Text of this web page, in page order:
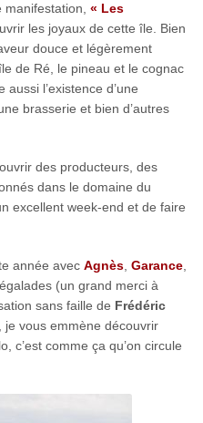
« Les
les joyaux de cette île. Bien
douce et légèrement
de Ré, le pineau et le cognac
l’existence d’une
brasserie et bien d’autres
des producteurs, des
dans le domaine du
excellent week-end et de faire
année avec Agnès, Garance,
(un grand merci à
sans faille de Frédéric
je vous emmène découvrir
c’est comme ça qu’on circule